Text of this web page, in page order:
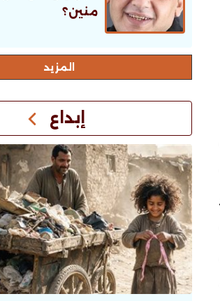
منين؟
اﻟﻤﺰﻳﺪ
إبداع